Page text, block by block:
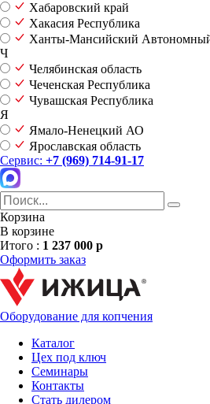
Хабаровский край
Хакасия Республика
Ханты-Мансийский
Ч
Челябинская область
Чеченская Республика
Чувашская Республика
Я
Ямало-Ненецкий АО
Ярославская область
Сервис: +7 (969) 714-91-17
Корзина
В корзине
Итого : 1 237 000 р
Оформить заказ
Оборудование для копчения
Каталог
Цех под ключ
Семинары
Контакты
Стать дилером